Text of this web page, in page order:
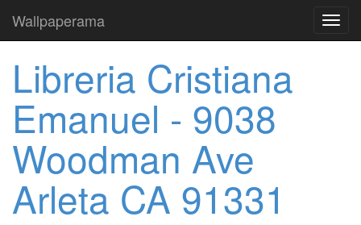
Wallpaperama
Libreria Cristiana
Emanuel - 9038
Woodman Ave
Arleta CA 91331